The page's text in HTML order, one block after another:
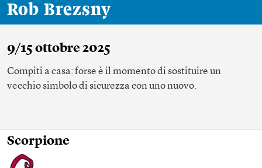
Rob Brezsny
9/15 ottobre 2025
Compiti a casa: forse è il momento di sostituire un
vecchio simbolo di sicurezza con uno nuovo.
Scorpione